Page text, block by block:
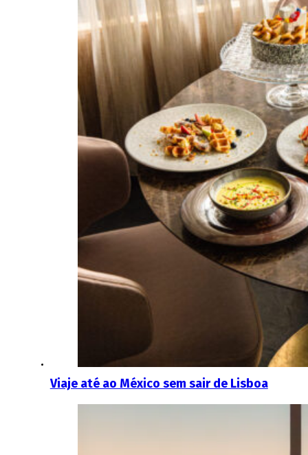
Viaje até ao México sem sair de Lisboa